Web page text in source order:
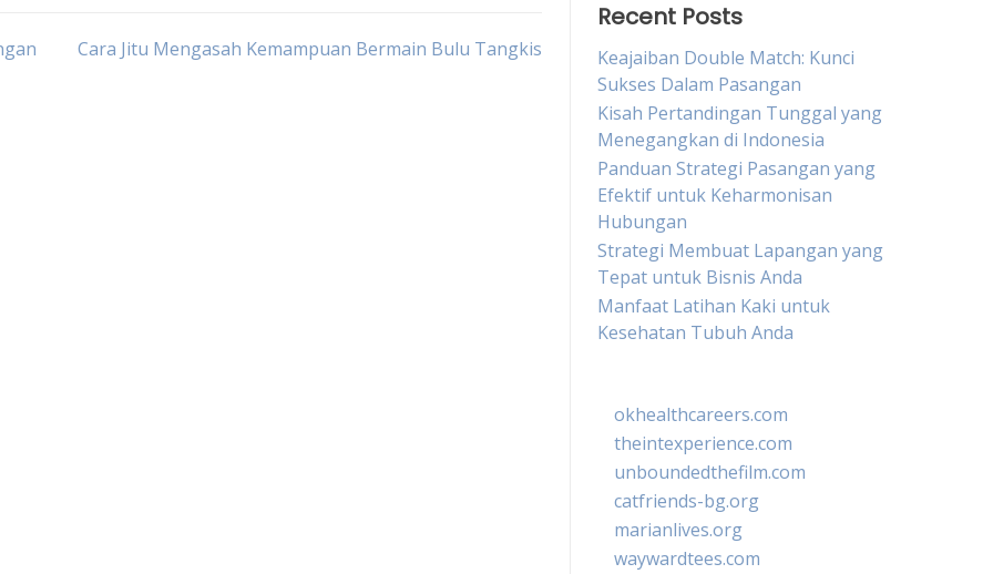
Cara Jitu Mengasah Kemampuan Bermain Bulu Tangkis
Recent Posts
Keajaiban Double Match: Kunci
Sukses Dalam Pasangan
Kisah Pertandingan Tunggal yang
Menegangkan di Indonesia
Panduan Strategi Pasangan yang
Efektif untuk Keharmonisan
Hubungan
Strategi Membuat Lapangan yang
Tepat untuk Bisnis Anda
Manfaat Latihan Kaki untuk
Kesehatan Tubuh Anda
okhealthcareers.com
theintexperience.com
unboundedthefilm.com
catfriends-bg.org
marianlives.org
waywardtees.com